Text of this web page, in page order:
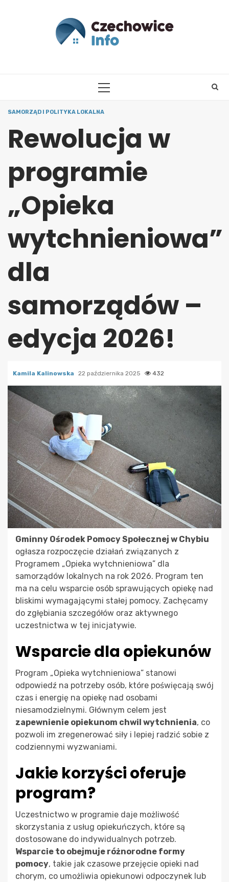
PRIMARY
SAMORZĄD I POLITYKA LOKALNA
Rewolucja w
programie
„Opieka
wytchnieniowa”
dla
samorządów –
edycja 2026!
Kamila Kalinowska 22 października 2025 432
Gminny Ośrodek Pomocy Społecznej w Chybiu
ogłasza rozpoczęcie działań związanych z
Programem „Opieka wytchnieniowa” dla
samorządów lokalnych na rok 2026. Program ten
ma na celu wsparcie osób sprawujących opiekę nad
bliskimi wymagającymi stałej pomocy. Zachęcamy
do zgłębiania szczegółów oraz aktywnego
uczestnictwa w tej inicjatywie.
Wsparcie dla opiekunów
Program „Opieka wytchnieniowa” stanowi
odpowiedź na potrzeby osób, które poświęcają swój
czas i energię na opiekę nad osobami
niesamodzielnymi. Głównym celem jest
zapewnienie opiekunom chwil wytchnienia, co
pozwoli im zregenerować siły i lepiej radzić sobie z
codziennymi wyzwaniami.
Jakie korzyści oferuje
program?
Uczestnictwo w programie daje możliwość
skorzystania z usług opiekuńczych, które są
dostosowane do indywidualnych potrzeb.
Wsparcie to obejmuje różnorodne formy
pomocy, takie jak czasowe przejęcie opieki nad
chorym, co umożliwia opiekunowi odpoczynek lub